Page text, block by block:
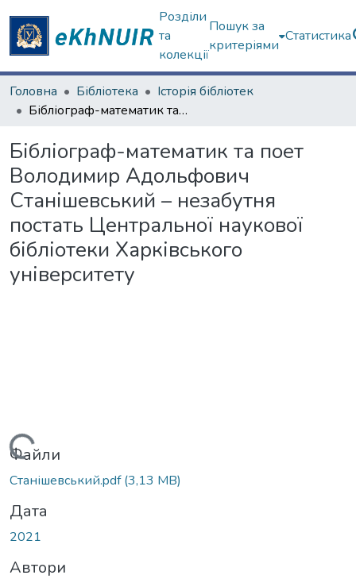
Розділи
та
колекції
Пошук за
критеріями
Статистика
Головна Бібліотека
Історія бібліотек
Бібліограф-математик та поет Володимир Адольфович Станішевський – незабутня постать Центральної наукової бібліотеки Харківського університету
Бібліограф-математик та поет
Володимир Адольфович
Станішевський – незабутня
постать Центральної наукової
бібліотеки Харківського
університету
Вантажиться...
Файли
Станішевський.pdf(3,13 MB)
Дата
2021
Автори